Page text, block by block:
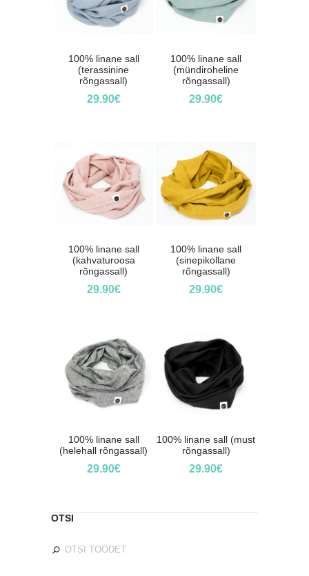
100% linane sall
(terassinine
rõngassall)
29.90€
100% linane sall
(mündiroheline
rõngassall)
29.90€
100% linane sall
(kahvaturoosa
rõngassall)
29.90€
100% linane sall
(sinepikollane
rõngassall)
29.90€
100% linane sall
(helehall rõngassall)
29.90€
100% linane sall (must
rõngassall)
29.90€
OTSI